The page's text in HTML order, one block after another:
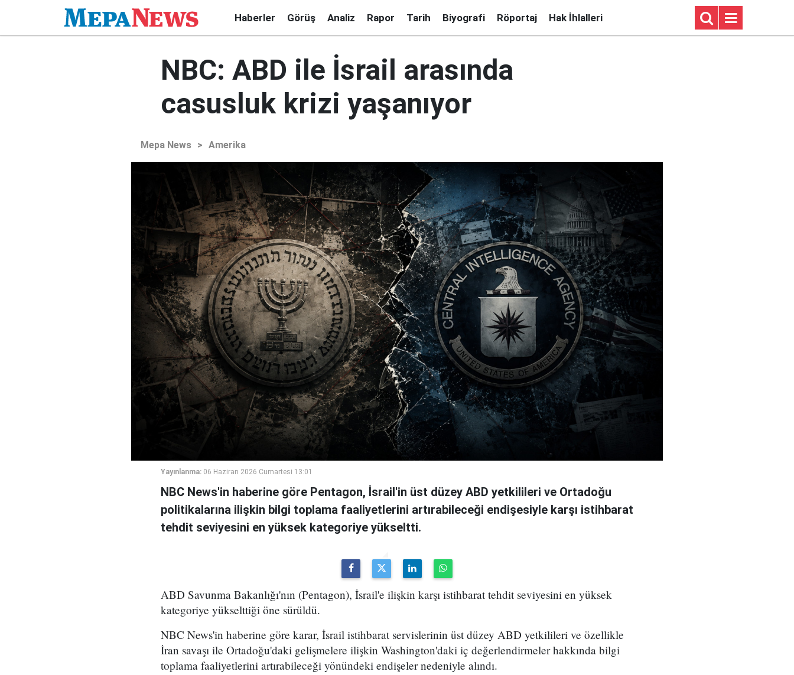
Haberler Görüş Analiz Rapor Tarih Biyografi Röportaj Hak İhlalleri
NBC: ABD ile İsrail arasında
casusluk krizi yaşanıyor
Mepa News > Amerika
Yayınlanma: 06 Haziran 2026 Cumartesi 13:01
NBC News'in haberine göre Pentagon, İsrail'in üst düzey ABD yetkilileri ve Ortadoğu
politikalarına ilişkin bilgi toplama faaliyetlerini artırabileceği endişesiyle karşı istihbarat
tehdit seviyesini en yüksek kategoriye yükseltti.
ABD Savunma Bakanlığı'nın (Pentagon), İsrail'e ilişkin karşı istihbarat tehdit seviyesini en yüksek
kategoriye yükselttiği öne sürüldü.
NBC News'in haberine göre karar, İsrail istihbarat servislerinin üst düzey ABD yetkilileri ve özellikle
İran savaşı ile Ortadoğu'daki gelişmelere ilişkin Washington'daki iç değerlendirmeler hakkında bilgi
toplama faaliyetlerini artırabileceği yönündeki endişeler nedeniyle alındı.